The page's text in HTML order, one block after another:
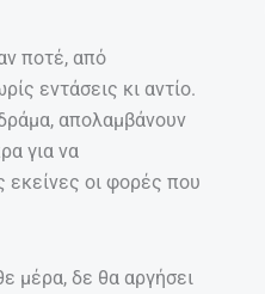
ποτέ, από
εντάσεις κι αντίο.
απολαμβάνουν
για να
εκείνες οι φορές που
μέρα, δε θα αργήσει